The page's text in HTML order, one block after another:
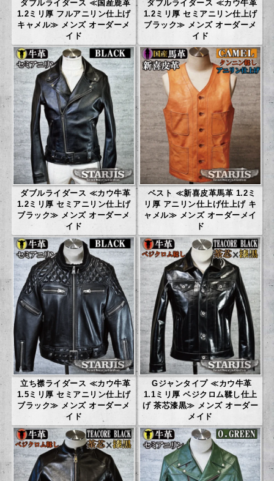
ダブルライダース ≪国産鹿革
1.2ミリ厚 フルアニリン仕上げ
キャメル≫ メンズ オーダーメ
イド
ダブルライダース ≪カウ牛革
1.2ミリ厚 セミアニリン仕上げ
ブラック≫ メンズ オーダーメ
イド
ダブルライダース ≪カウ牛革
1.2ミリ厚 セミアニリン仕上げ
ブラック≫ メンズ オーダーメ
イド
ベスト ≪新喜皮革馬革 1.2ミ
リ厚 アニリン仕上げ仕上げ キ
ャメル≫ メンズ オーダーメイ
ド
立ち襟ライダース ≪カウ牛革
1.5ミリ厚 セミアニリン仕上げ
ブラック≫ メンズ オーダーメ
イド
Gジャンタイプ ≪カウ牛革
1.1ミリ厚 ベジクロム鞣し仕上
げ 茶芯漆黒≫ メンズ オーダー
メイド